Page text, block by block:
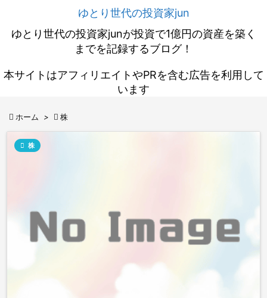
ゆとり世代の投資家jun
ゆとり世代の投資家junが投資で1億円の資産を築く
までを記録するブログ！
本サイトはアフィリエイトやPRを含む広告を利用して
います
 ホーム >  株
 株